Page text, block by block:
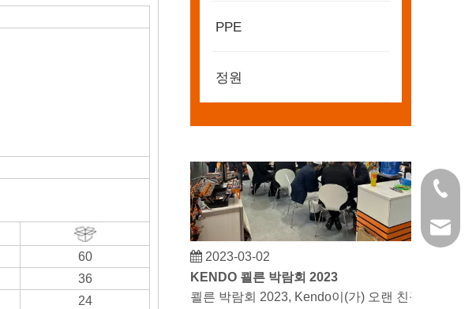
60
36
24
PPE
정원
BIG5 두바이 전시회 KENDO
2023-03-02
KENDO 쾰른 박람회 2023
쾰른 박람회 2023, Kendo이(가) 오랜 친구를 만나
+86 21